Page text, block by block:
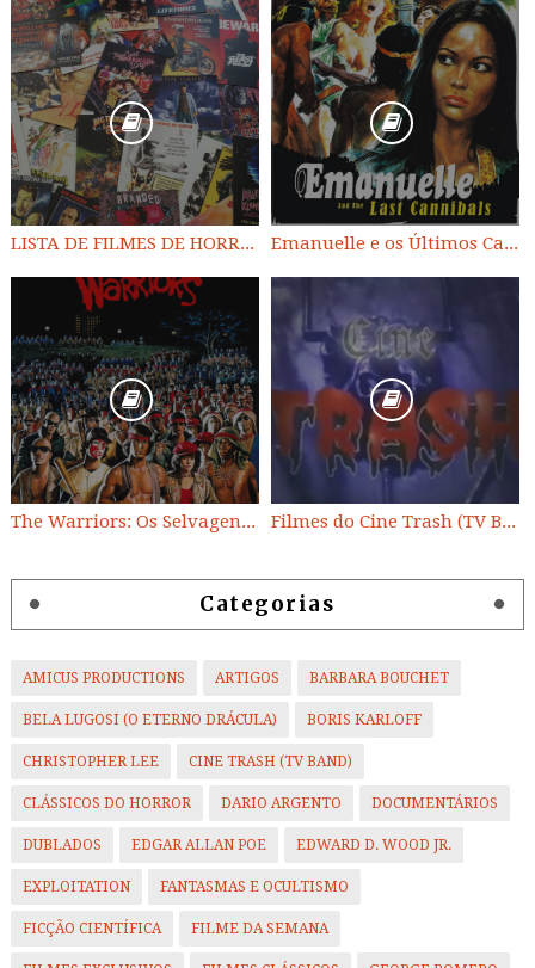
LISTA DE FILMES DE HORROR/ TRASH/ SUSPENSE/ SCI-FI/ EXPLOITATION E OUTROS Emanuelle e os Últimos Canibais
The Warriors: Os Selvagens da Noite Filmes do Cine Trash (TV BAND)
Categorias
AMICUS PRODUCTIONS ARTIGOS BARBARA BOUCHET
BELA LUGOSI (O ETERNO DRÁCULA) BORIS KARLOFF
CHRISTOPHER LEE CINE TRASH (TV BAND)
CLÁSSICOS DO HORROR DARIO ARGENTO DOCUMENTÁRIOS
DUBLADOS EDGAR ALLAN POE EDWARD D. WOOD JR.
EXPLOITATION FANTASMAS E OCULTISMO
FICÇÃO CIENTÍFICA FILME DA SEMANA